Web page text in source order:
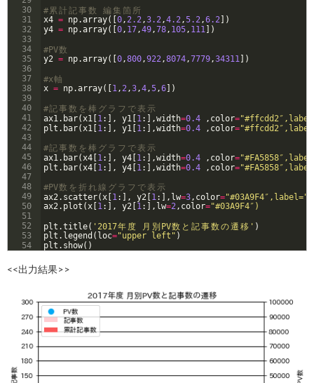
30
31
32
33
34
35
36
37
38
39
40
41
42
43
44
45
46
47
48
49
50
51
52
53
54
# 累 計記事 数 編集 箇 所
x4 = np.array([ 0,2.2,3.2,4.2,5.2,6.2 ])
y4 = np.array([ 0, 17,49,78, 105, 111 ])
#PV数
y2 = np.array([ 0,800,922,8074,7779,34311 ])
#x軸
x = np.array([ 1,2,3,4,5,6 ])
#記事 数 を 棒 グ ラ フ で表 示
ax1. bar(x1 1: , y1 1: ,width=0.4 , color=
plt . bar(x1 1: , y1 1: ,width=0.4 , color=
#記事 数 を 棒 グ ラ フ で表 示
ax1. bar(x4 1: , y4 1: ,width=0.4 , color=
plt . bar(x4 1: , y4 1: ,width=0.4 , color=
#PV数 を 折れ線 グ ラ フ で表 示
ax2. scatter(x 1: , y2 1: , lw=3, color="#03A9F4″,label="
ax2. plot (x 1: , y2 1: , lw=2, color="#03A9F4″)
plt .title( '2017年 度 月 別 PV数 と 記事数の遷 移 ' )
plt . legend ( loc="upper left" )
plt . show( )
<<出力結果>>